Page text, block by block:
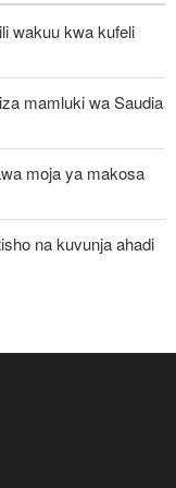
wakuu kwa kufeli
mamluki wa Saudia
moja ya makosa
na kuvunja ahadi
wa pamoja wa